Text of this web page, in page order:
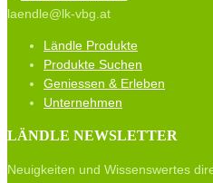
laendle@lk-vbg.at
Ländle Produkte
Produkte Suchen
Geniessen & Erleben
Unternehmen
LÄNDLE NEWSLETTER
Neuigkeiten und Wissenswertes